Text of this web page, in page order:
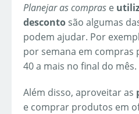
Planejar as compras e
desconto são algumas
podem ajudar. Por
por semana em compras
40 a mais no final do mês.
Além disso, aproveitar as
e comprar produtos em